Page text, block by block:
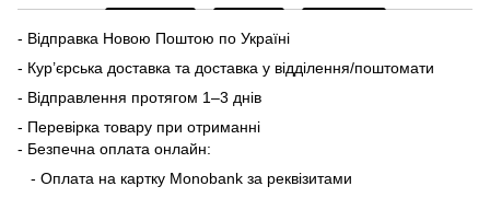
- Відправка Новою Поштою по Україні
- Кур’єрська доставка та доставка у відділення/поштомати
- Відправлення протягом 1–3 днів
- Перевірка товару при отриманні
- Безпечна оплата онлайн:
- Оплата на картку Monobank за реквізитами